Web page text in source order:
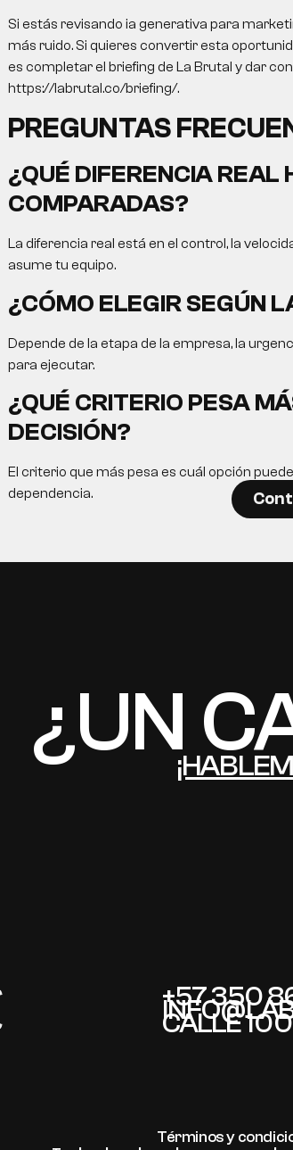
Si estás revisando ia generativa para
más ruido. Si quieres convertir esta
es completar el briefing de La Brutal y dar
https://labrutal.co/briefing/.
PREGUNTAS
¿QUÉ DIFERENCIA REAL
COMPARADAS?
La diferencia real está en el control, la
asume tu equipo.
¿CÓMO ELEGIR SEGÚN
Depende de la etapa de la empresa, la
para ejecutar.
¿QUÉ CRITERIO PESA
DECISIÓN?
El criterio que más pesa es cuál opción
dependencia.
¿UN
+57 350
CALLE
Términos y